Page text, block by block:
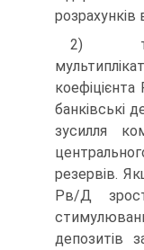
розрахунків
2)
банківські
зусилля
резервів.
Рв/Д
депозитів